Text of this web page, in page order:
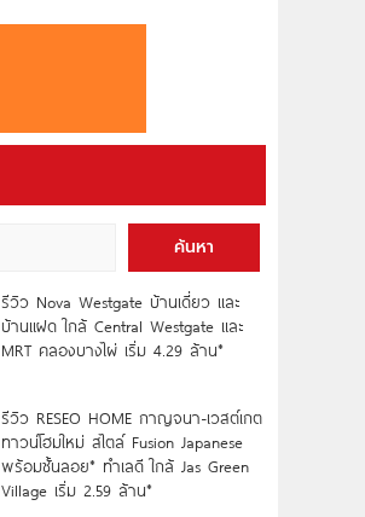
ค้นหา
รีวิว Nova Westgate บ้านเดี่ยว และ
บ้านแฝด ใกล้ Central Westgate และ
MRT คลองบางไผ่ เริ่ม 4.29 ล้าน*
รีวิว RESEO HOME กาญจนา-เวสต์เกต
ทาวน์โฮมใหม่ สไตล์ Fusion Japanese
พร้อมชั้นลอย* ทำเลดี ใกล้ Jas Green
Village เริ่ม 2.59 ล้าน*